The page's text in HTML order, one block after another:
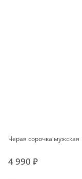
Черая сорочка мужская
4 990 ₽